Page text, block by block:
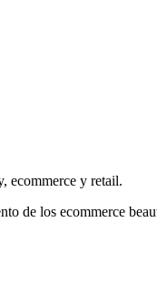
ecommerce y retail.
de los ecommerce